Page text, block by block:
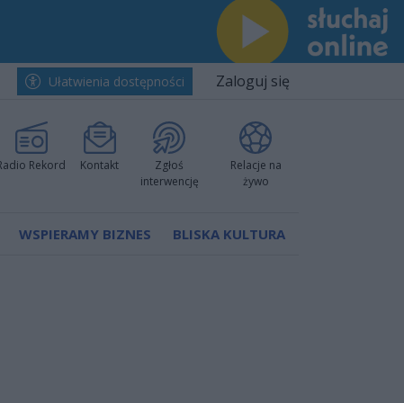
Ułatwienia dostępności Zaloguj się
Rekord Kontakt
Zgłoś
interwencję
Relacje na
żywo
WSPIERAMY BIZNES BLISKA KULTURA